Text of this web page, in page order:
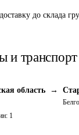
до склада
и транспорт
область →
1